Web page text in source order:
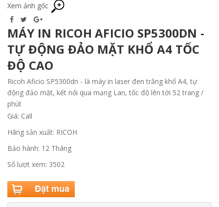
Xem ảnh gốc
MÁY IN RICOH AFICIO SP5300DN -
TỰ ĐỘNG ĐẢO MẶT KHỔ A4 TỐC
ĐỘ CAO
Ricoh Aficio SP5300dn - là máy in laser đen trắng khổ A4, tự
động đảo mặt, kết nối qua mạng Lan, tốc độ lên tới 52 trang /
phút
Giá: Call
Hãng sản xuất: RICOH
Bảo hành: 12 Tháng
Số lượt xem: 3502